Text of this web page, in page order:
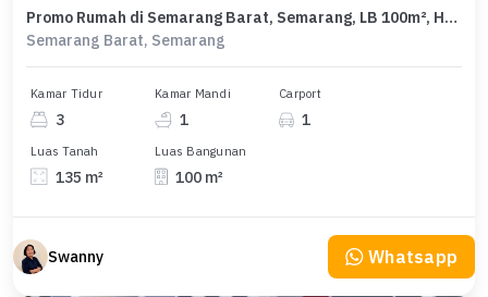
Promo Rumah di Semarang Barat, Semarang, LB 100m², Harga 1,2 Miliar
Semarang Barat, Semarang
Kamar Tidur
3
Kamar Mandi
1
Carport
1
Luas Tanah
135 m²
Luas Bangunan
100 m²
Swanny Whatsapp